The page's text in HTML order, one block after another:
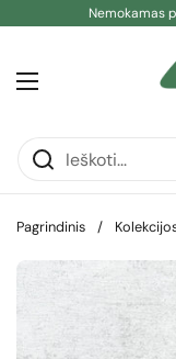
Pereiti prie turinio
Nemokamas
Atidaryti meniu
Pagrindinis /